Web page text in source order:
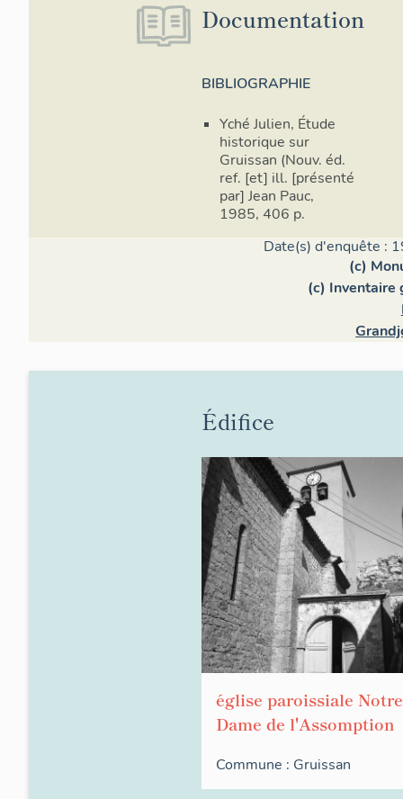
Documentation
BIBLIOGRAPHIE
Yché Julien, Étude
historique sur
Gruissan (Nouv. éd.
ref. [et] ill. [présenté
par] Jean Pauc,
1985, 406 p.
Date(s) d'enquête :
(c)
(c) Inventaire
Édifice
église paroissiale
Dame de l'Assomption
Commune : Gruissan